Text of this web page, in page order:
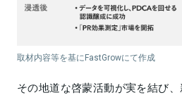
取材内容等を基にFastGrowにて作成
その地道な啓蒙活動が実を結び